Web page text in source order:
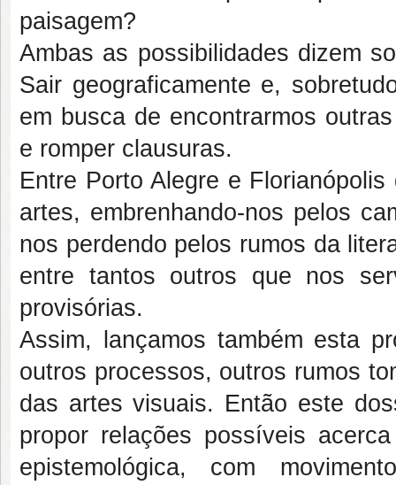
paisagem?
Ambas as possibilidades dizem
Sair geograficamente e,
em busca de encontrarmos
e romper clausuras.
Entre Porto Alegre e
artes, embrenhando-nos pelos
nos perdendo pelos rumos da
entre tantos outros que nos
provisórias.
Assim, lançamos também esta
outros processos, outros rumos
das artes visuais. Então este
propor relações possíveis
epistemológica, com